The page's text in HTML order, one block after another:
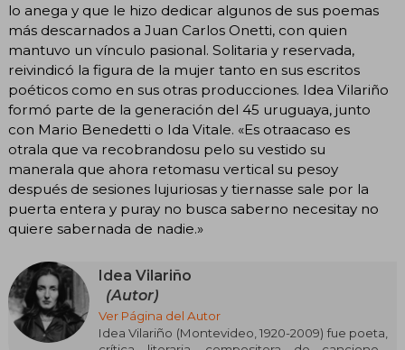
lo anega y que le hizo dedicar algunos de sus poemas
más descarnados a Juan Carlos Onetti, con quien
mantuvo un vínculo pasional. Solitaria y reservada,
reivindicó la figura de la mujer tanto en sus escritos
poéticos como en sus otras producciones. Idea Vilariño
formó parte de la generación del 45 uruguaya, junto
con Mario Benedetti o Ida Vitale. «Es otraacaso es
otrala que va recobrandosu pelo su vestido su
manerala que ahora retomasu vertical su pesoy
después de sesiones lujuriosas y tiernasse sale por la
puerta entera y puray no busca saberno necesitay no
quiere sabernada de nadie.»
Idea Vilariño
(Autor)
Ver Página del Autor
Idea Vilariño (Montevideo, 1920-2009) fue poeta,